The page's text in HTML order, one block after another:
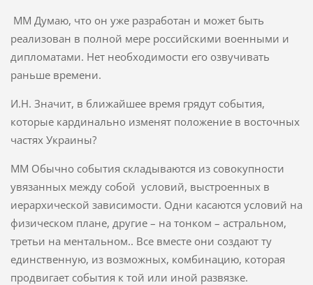
ММ Думаю, что он уже разработан и может быть
реализован в полной мере российскими военными и
дипломатами. Нет необходимости его озвучивать
раньше времени.
И.Н. Значит, в ближайшее время грядут события,
которые кардинально изменят положение в восточных
частях Украины?
ММ Обычно события складываются из совокупности
увязанных между собой условий, выстроенных в
иерархической зависимости. Одни касаются условий на
физическом плане, другие – на тонком – астральном,
третьи на ментальном.. Все вместе они создают ту
единственную, из возможных, комбинацию, которая
продвигает события к той или иной развязке.